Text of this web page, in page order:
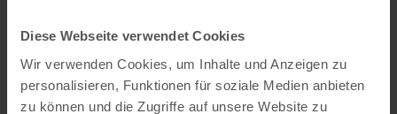
Diese Webseite verwendet Cookies
Wir verwenden Cookies, um Inhalte und Anzeigen zu
personalisieren, Funktionen für soziale Medien anbieten
zu können und die Zugriffe auf unsere Website zu
Openingstijden